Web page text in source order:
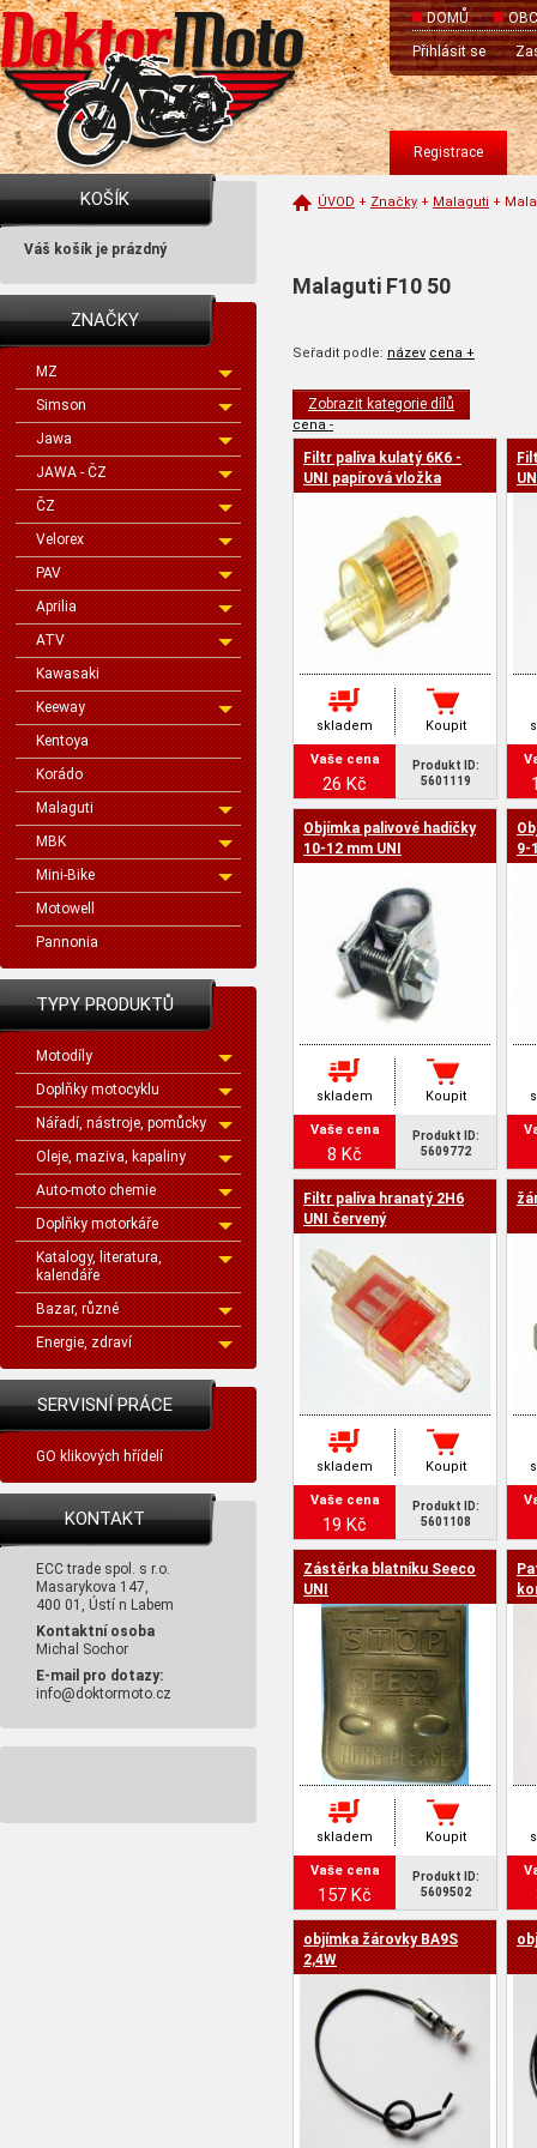
DOMŮ
Přihlásit se
Registrace
KOŠÍK
Váš košík je prázdný
ZNAČKY
MZ
Simson
Jawa
JAWA - ČZ
ČZ
Velorex
PAV
Aprilia
ATV
Kawasaki
Keeway
Kentoya
Korádo
Malaguti
MBK
Mini-Bike
Motowell
Pannonia
TYPY PRODUKTŮ
Motodíly
Doplňky motocyklu
Nářadí, nástroje, pomůcky
Oleje, maziva, kapaliny
Auto-moto chemie
Doplňky motorkáře
Katalogy, literatura,
kalendáře
Bazar, různé
Energie, zdraví
SERVISNÍ PRÁCE
GO klikových hřídelí
KONTAKT
ECC trade spol. s r.o.
Masarykova 147,
400 01, Ústí n Labem
Kontaktní osoba
Michal Sochor
E-mail pro dotazy:
info@doktormoto.cz
ÚVOD + Značky + Malaguti +
Malaguti F10 50
Seřadit podle: název cena +
cena -
Zobrazit kategorie dílů
Filtr paliva kulatý 6K6 -
UNI papírová vložka
skladem Koupit
Vaše cena
26 Kč
Produkt ID:
5601119
Objímka palivové hadičky
10-12 mm UNI
skladem Koupit
Vaše cena
8 Kč
Produkt ID:
5609772
9-
Filtr paliva hranatý 2H6
UNI červený
skladem Koupit
Vaše cena
19 Kč
Produkt ID:
5601108
Zástěrka blatníku Seeco
UNI
skladem Koupit
Vaše cena
157 Kč
Produkt ID:
5609502
objímka žárovky BA9S
2,4W